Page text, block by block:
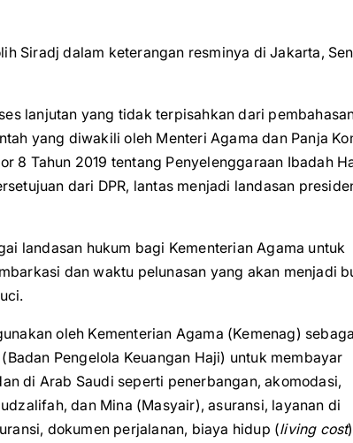
Siradj dalam keterangan resminya di Jakarta,
lanjutan yang tidak terpisahkan dari
yang diwakili oleh Menteri Agama dan Panja
8 Tahun 2019 tentang Penyelenggaraan Ibadah
dari DPR, lantas menjadi landasan
landasan hukum bagi Kementerian Agama untuk
dan waktu pelunasan yang akan menjadi
oleh Kementerian Agama (Kemenag)
Pengelola Keuangan Haji) untuk membayar
di Arab Saudi seperti penerbangan, akomodasi,
dan Mina (Masyair), asuransi, layanan di
dokumen perjalanan, biaya hidup (living cost